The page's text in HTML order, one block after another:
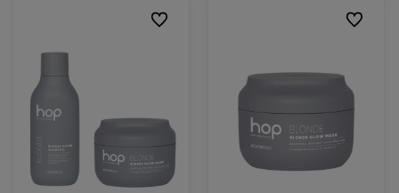
Do ulubionych
Do ulubionych Do
Do